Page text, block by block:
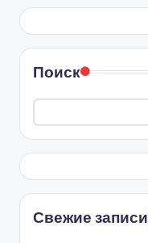
Поиск
Свежие записи